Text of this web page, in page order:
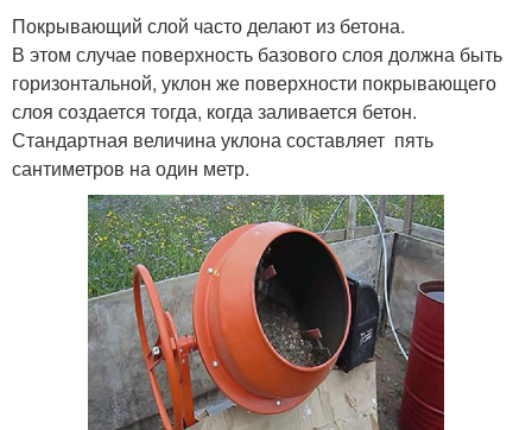
Покрывающий слой часто делают из бетона.
В этом случае поверхность базового слоя должна быть
горизонтальной, уклон же поверхности покрывающего
слоя создается тогда, когда заливается бетон.
Стандартная величина уклона составляет пять
сантиметров на один метр.